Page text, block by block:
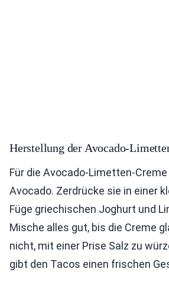
Herstellung der Avocado-
Für die Avocado-Limetten-
Avocado. Zerdrücke sie in einer
Füge griechischen Joghurt und
Mische alles gut, bis die Creme
nicht, mit einer Prise Salz zu
gibt den Tacos einen frischen